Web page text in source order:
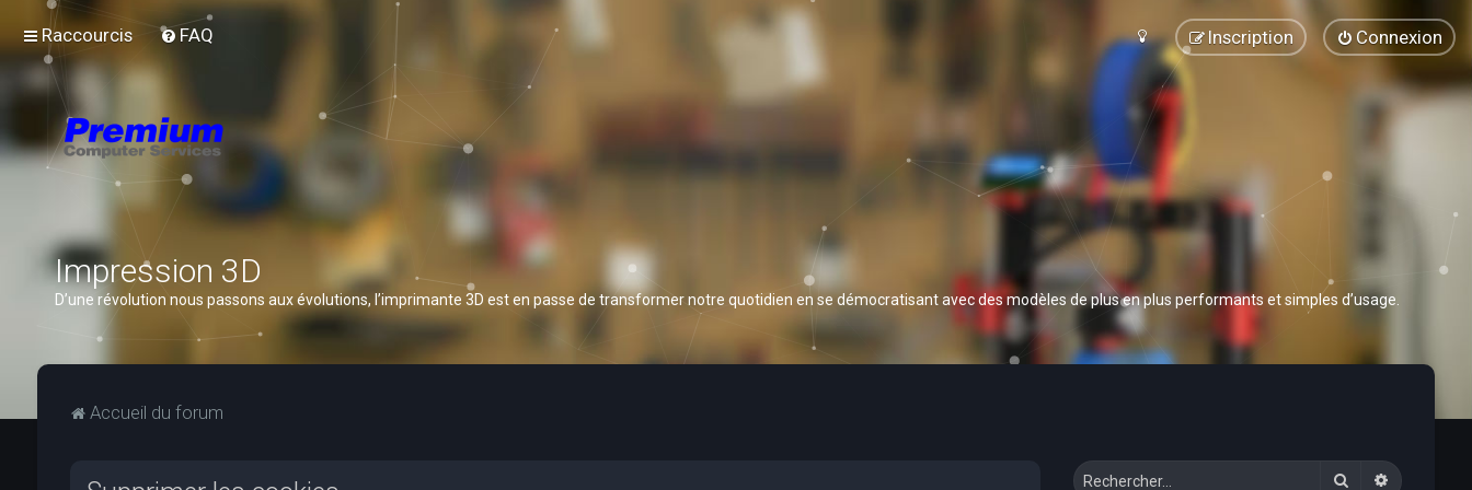
Raccourcis FAQ Connexion
Inscription
Impression 3D
D’une révolution nous passons aux évolutions, l’imprimante 3D est en passe de transformer notre quotidien en se démocratisant avec des modèles de plus en plus performants et simples d’usage.
Accueil du forum
Rechercher